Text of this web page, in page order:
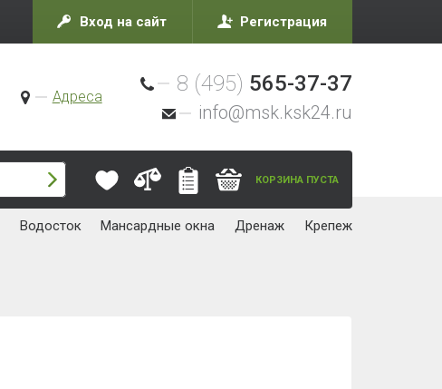
Вход на сайт Регистрация
Адреса
8 (495) 565-37-37
info@msk.ksk24.ru
КОРЗИНА ПУСТА
Водосток Мансардные окна Дренаж Крепеж